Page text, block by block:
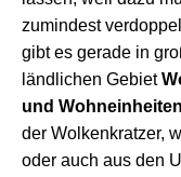
zumindest
gibt es gerade in
ländlichen Gebiet
und Wohneinheiten
der Wolkenkratzer,
oder auch aus den